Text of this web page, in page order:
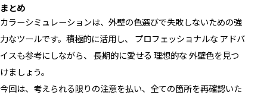
まとめ
カラーシミュレーションは、外壁の色選びで失敗しないための強
力なツールです。積極的に活用し、 プロフェッショナルな アドバ
イスも参考にしながら、 長期的に愛せる 理想的な 外壁色を見つ
けましょう。
今回は、考えられる限りの注意を払い、全ての箇所を再確認いた